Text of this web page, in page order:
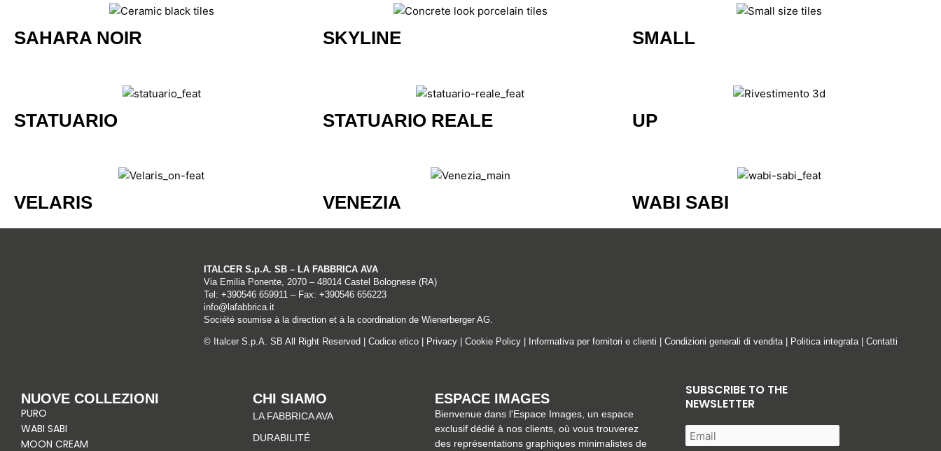
SAHARA NOIR SKYLINE SMALL
STATUARIO STATUARIO REALE UP
VELARIS VENEZIA WABI SABI
ITALCER S.p.A. SB – LA FABBRICA AVA
Via Emilia Ponente, 2070 – 48014 Castel Bolognese (RA)
Tel: +390546 659911– Fax: +390546 656223
info@lafabbrica.it
Société soumise à la direction et à la coordination de Wienerberger AG.
© Italcer S.p.A. SB All Right Reserved | Codice etico| Privacy| Cookie Policy| Informativa per fornitori e clienti Condizioni generali di vendita| Politica integrata| Contatti
NUOVE COLLEZIONI
PURO
WABI SABI
MOON CREAM
CHI SIAMO
LA FABBRICA AVA
DURABILITÉ
ESPACE IMAGES
Bienvenue dans l'Espace Images, un espace
exclusif dédié à nos clients, où vous trouverez
des représentations graphiques minimalistes de
SUBSCRIBE TO THE
NEWSLETTER